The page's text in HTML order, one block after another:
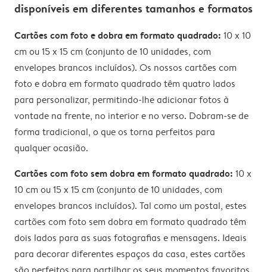
disponíveis em diferentes tamanhos e formatos
Cartões com foto e dobra em formato quadrado: 10 x 10
cm ou 15 x 15 cm (conjunto de 10 unidades, com
envelopes brancos incluídos). Os nossos cartões com
foto e dobra em formato quadrado têm quatro lados
para personalizar, permitindo-lhe adicionar fotos à
vontade na frente, no interior e no verso. Dobram-se de
forma tradicional, o que os torna perfeitos para
qualquer ocasião.
Cartões com foto sem dobra em formato quadrado: 10 x
10 cm ou 15 x 15 cm (conjunto de 10 unidades, com
envelopes brancos incluídos). Tal como um postal, estes
cartões com foto sem dobra em formato quadrado têm
dois lados para as suas fotografias e mensagens. Ideais
para decorar diferentes espaços da casa, estes cartões